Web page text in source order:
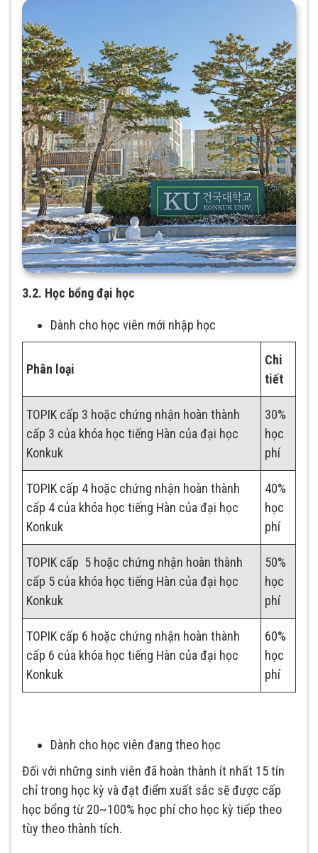
3.2. Học bổng đại học
Dành cho học viên mới nhập học
Phân loại
Chi
tiết
TOPIK cấp 3 hoặc chứng nhận hoàn thành
cấp 3 của khóa học tiếng Hàn của đại học
Konkuk
30%
học
phí
TOPIK cấp 4 hoặc chứng nhận hoàn thành
cấp 4 của khóa học tiếng Hàn của đại học
Konkuk
40%
học
phí
TOPIK cấp 5 hoặc chứng nhận hoàn thành
cấp 5 của khóa học tiếng Hàn của đại học
Konkuk
50%
học
phí
TOPIK cấp 6 hoặc chứng nhận hoàn thành
cấp 6 của khóa học tiếng Hàn của đại học
Konkuk
60%
học
phí
Dành cho học viên đang theo học
Đối với những sinh viên đã hoàn thành ít nhất 15 tín
chỉ trong học kỳ và đạt điểm xuất sắc sẽ được cấp
học bổng từ 20~100% học phí cho học kỳ tiếp theo
tùy theo thành tích.